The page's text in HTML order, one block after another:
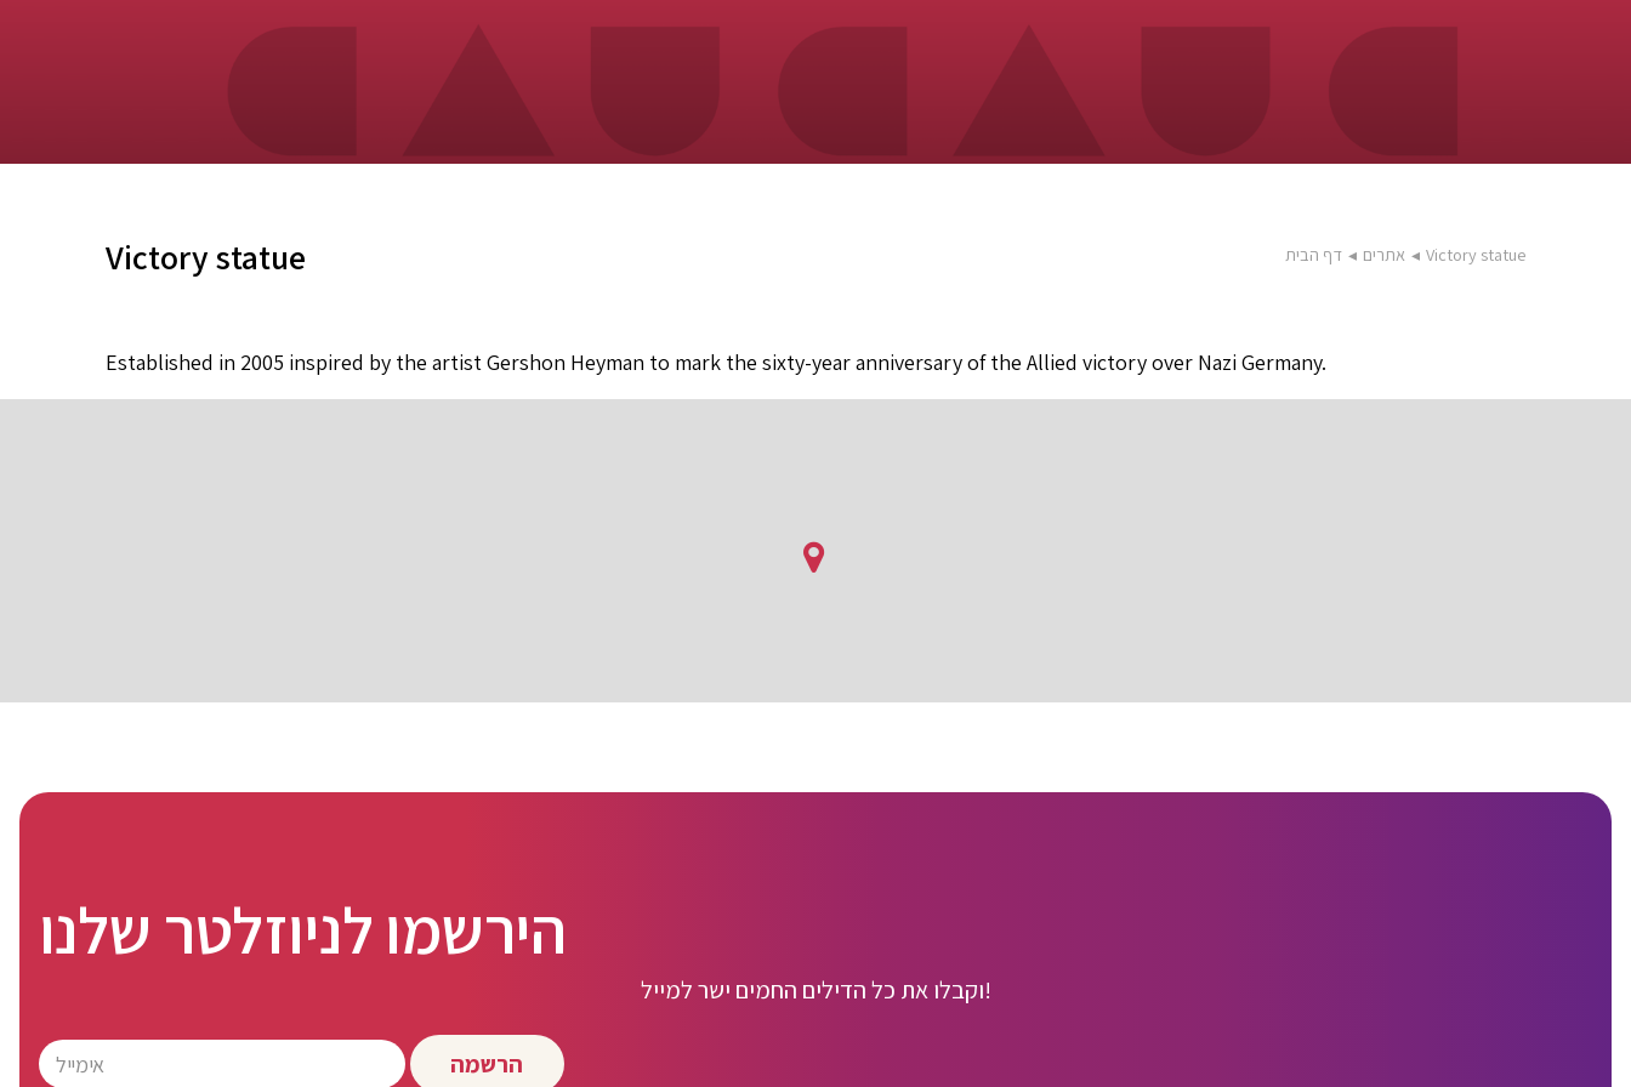
Victory statue דף הבית ◂ אתרים ◂ Victory statue
Established in 2005 inspired by the artist Gershon Heyman to mark the sixty-year anniversary of the Allied victory over Nazi Germany.
הירשמו לניוזלטר שלנו
וקבלו את כל הדילים החמים ישר למייל!
הרשמה